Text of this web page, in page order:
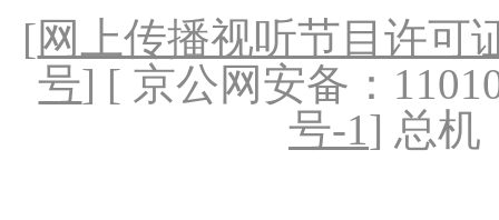
[网上传播视听节目许可
号] [ 京公网安备：
号-1] 总机